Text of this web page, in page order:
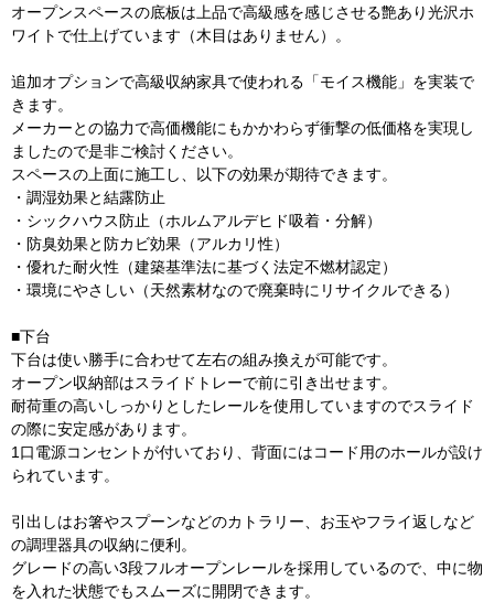
オープンスペースの底板は上品で高級感を感じさせる艶あり光沢ホ
ワイトで仕上げています（木目はありません）。
追加オプションで高級収納家具で使われる「モイス機能」を実装で
きます。
メーカーとの協力で高価機能にもかかわらず衝撃の低価格を実現し
ましたので是非ご検討ください。
スペースの上面に施工し、以下の効果が期待できます。
・調湿効果と結露防止
・シックハウス防止（ホルムアルデヒド吸着・分解）
・防臭効果と防カビ効果（アルカリ性）
・優れた耐火性（建築基準法に基づく法定不燃材認定）
・環境にやさしい（天然素材なので廃棄時にリサイクルできる）
■下台
下台は使い勝手に合わせて左右の組み換えが可能です。
オープン収納部はスライドトレーで前に引き出せます。
耐荷重の高いしっかりとしたレールを使用していますのでスライド
の際に安定感があります。
1口電源コンセントが付いており、背面にはコード用のホールが設け
られています。
引出しはお箸やスプーンなどのカトラリー、お玉やフライ返しなど
の調理器具の収納に便利。
グレードの高い3段フルオープンレールを採用しているので、中に物
を入れた状態でもスムーズに開閉できます。